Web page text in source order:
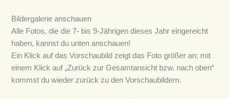
Bildergalerie anschauen
Alle Fotos, die die 7- bis 9-Jährigen dieses Jahr eingereicht
haben, kannst du unten anschauen!
Ein Klick auf das Vorschaubild zeigt das Foto größer an; mit
einem Klick auf „Zurück zur Gesamtansicht bzw. nach oben“
kommst du wieder zurück zu den Vorschaubildern.